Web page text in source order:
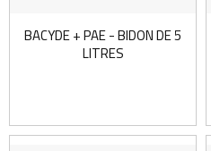
BACYDE + PAE - BIDON DE 5
LITRES